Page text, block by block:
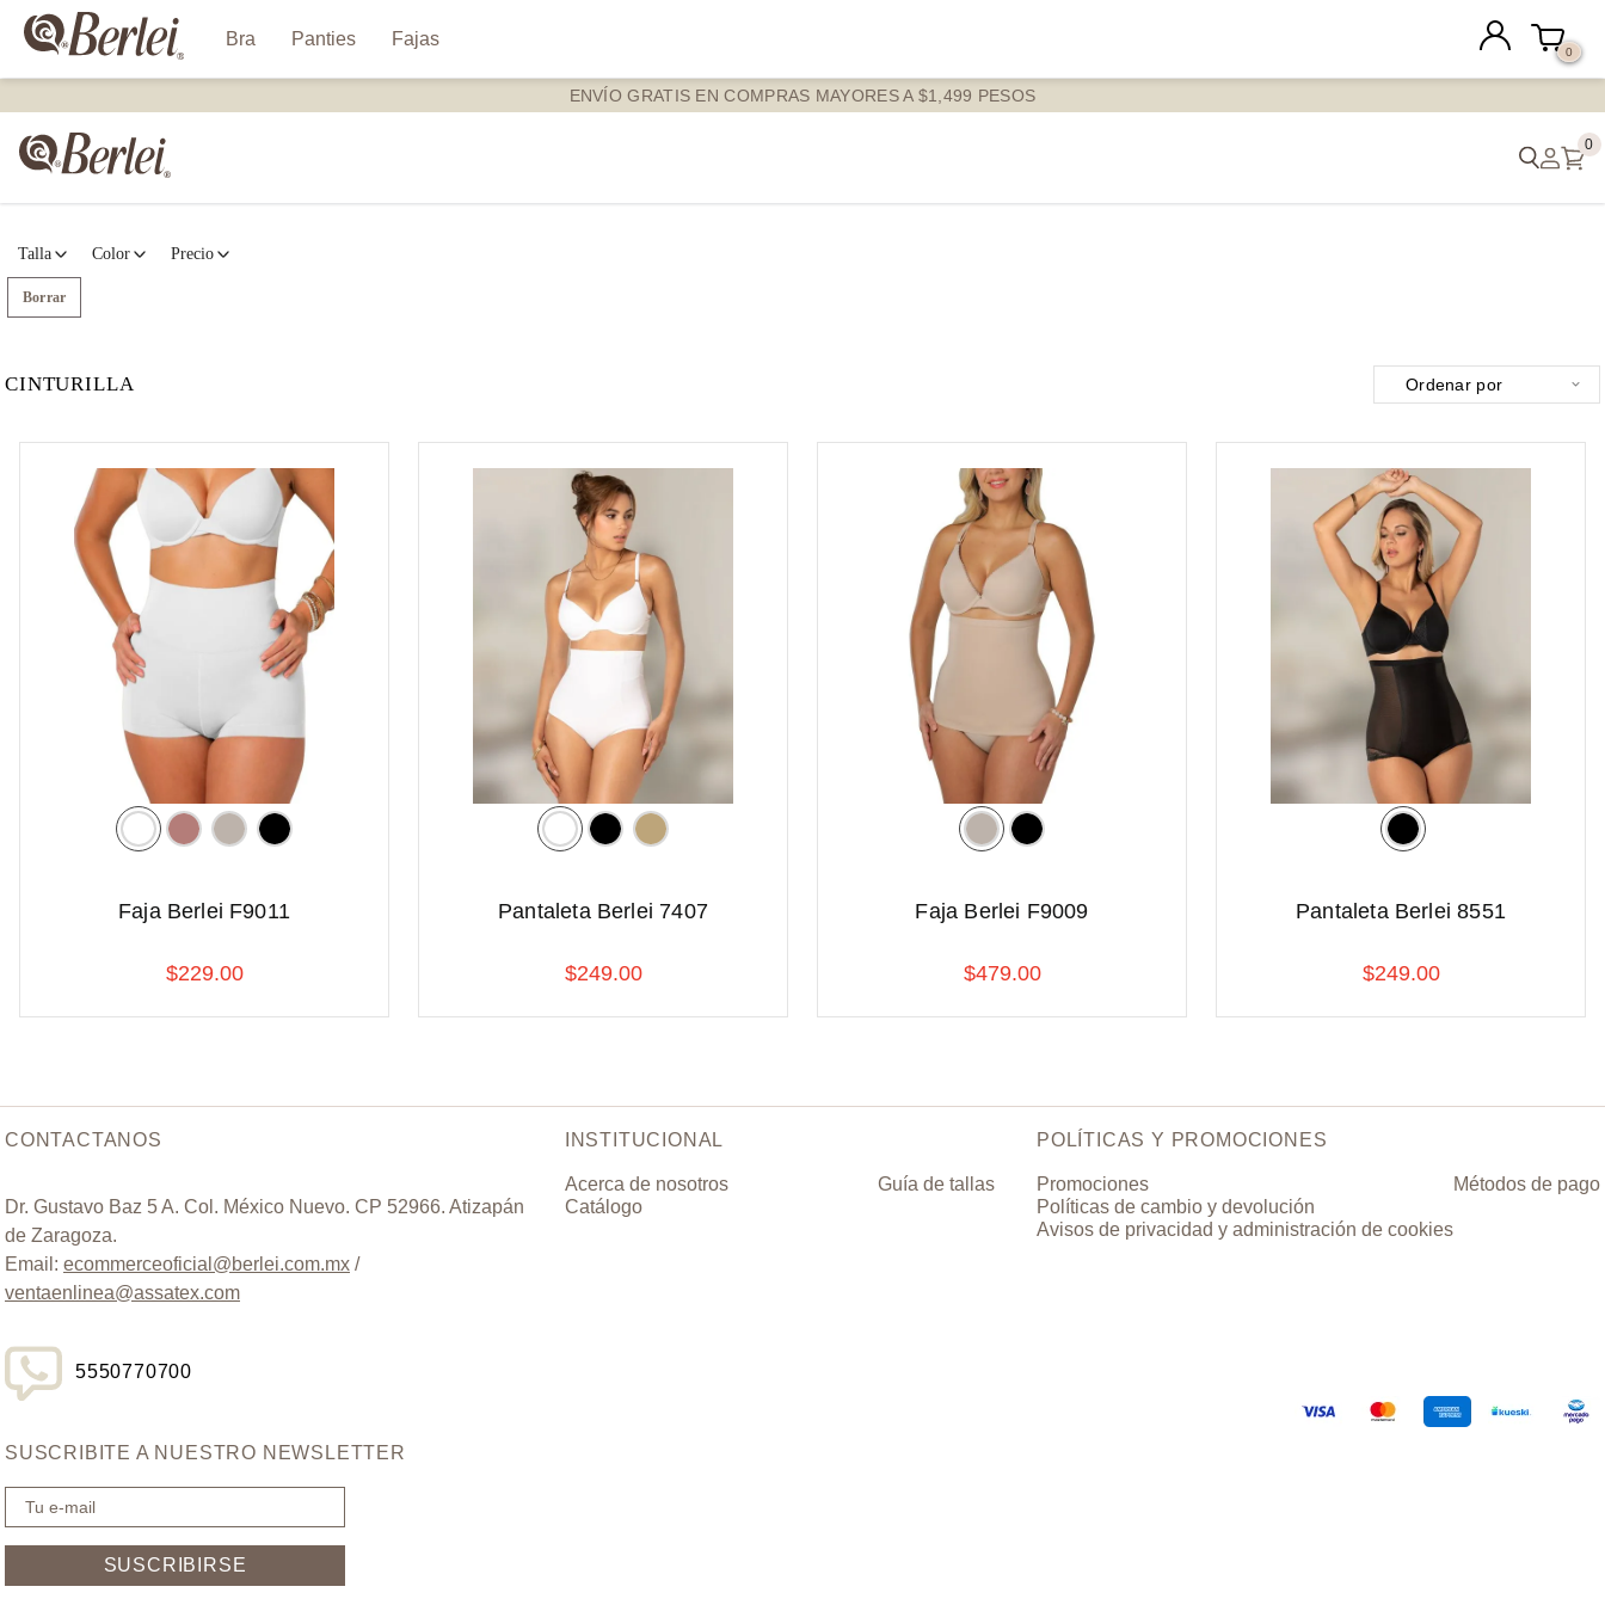
Bra Panties Fajas
0
ENVÍO GRATIS EN COMPRAS MAYORES A $1,499 PESOS
0
Talla Color
CINTURILLA Ordenar por
Faja Berlei F9011
$229.00
Pantaleta Berlei 7407
$249.00
Faja Berlei F9009
$479.00
Pantaleta Berlei 8551
$249.00
CONTACTANOS
Dr. Gustavo Baz 5 A. Col. México Nuevo. CP 52966. Atizapán
de Zaragoza.
Email: ecommerceoficial@berlei.com.mx /
ventaenlinea@assatex.com
5550770700
SUSCRIBITE A NUESTRO NEWSLETTER
SUSCRIBIRSE
INSTITUCIONAL
Acerca de nosotros
Catálogo
Guía de tallas
POLÍTICAS Y PROMOCIONES
Promociones
Políticas de cambio y devolución
Avisos de privacidad y administración de cookies
Métodos de pago